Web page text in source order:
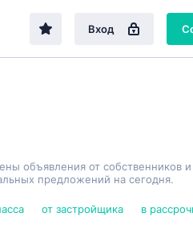
Вход
объявления от собственников
предложений на сегодня.
от застройщика в